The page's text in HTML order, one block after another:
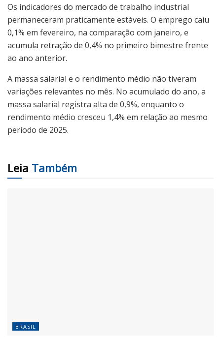
Os indicadores do mercado de trabalho industrial
permaneceram praticamente estáveis. O emprego caiu
0,1% em fevereiro, na comparação com janeiro, e
acumula retração de 0,4% no primeiro bimestre frente
ao ano anterior.
A massa salarial e o rendimento médio não tiveram
variações relevantes no mês. No acumulado do ano, a
massa salarial registra alta de 0,9%, enquanto o
rendimento médio cresceu 1,4% em relação ao mesmo
período de 2025.
Leia Também
BRASIL